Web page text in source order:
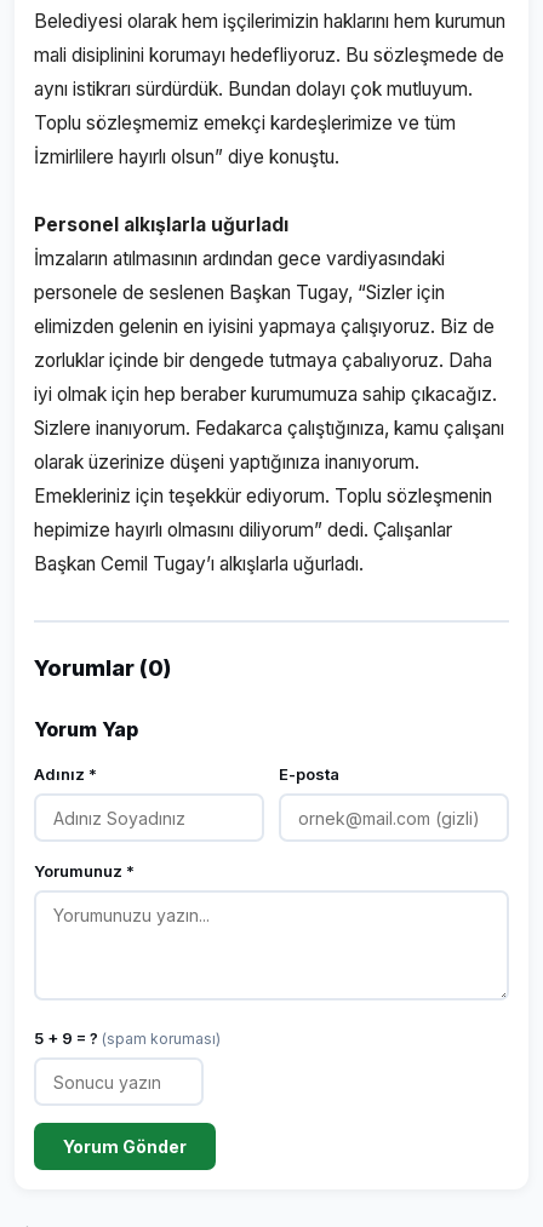
Belediyesi olarak hem işçilerimizin haklarını hem kurumun
mali disiplinini korumayı hedefliyoruz. Bu sözleşmede de
aynı istikrarı sürdürdük. Bundan dolayı çok mutluyum.
Toplu sözleşmemiz emekçi kardeşlerimize ve tüm
İzmirlilere hayırlı olsun” diye konuştu.
Personel alkışlarla uğurladı
İmzaların atılmasının ardından gece vardiyasındaki
personele de seslenen Başkan Tugay, “Sizler için
elimizden gelenin en iyisini yapmaya çalışıyoruz. Biz de
zorluklar içinde bir dengede tutmaya çabalıyoruz. Daha
iyi olmak için hep beraber kurumumuza sahip çıkacağız.
Sizlere inanıyorum. Fedakarca çalıştığınıza, kamu çalışanı
olarak üzerinize düşeni yaptığınıza inanıyorum.
Emekleriniz için teşekkür ediyorum. Toplu sözleşmenin
hepimize hayırlı olmasını diliyorum” dedi. Çalışanlar
Başkan Cemil Tugay’ı alkışlarla uğurladı.
Yorumlar (0)
Yorum Yap
Adınız * E-posta
Yorumunuz *
5 + 9 = ? (spam koruması)
Yorum Gönder